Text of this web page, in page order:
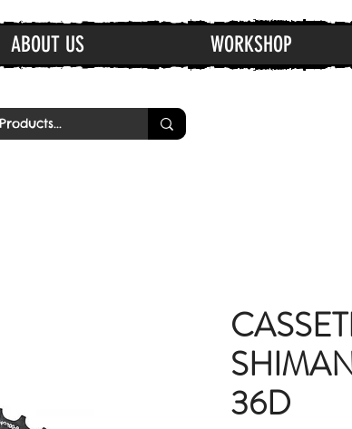
ABOUT US WORKSHOP
36D